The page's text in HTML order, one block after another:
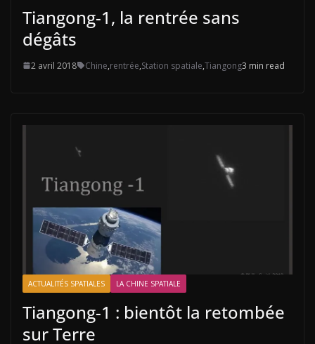
Tiangong-1, la rentrée sans
dégâts
2 avril 2018 Chine,rentrée,Station spatiale,Tiangong3 min read
ACTUALITÉS SPATIALES LA CHINE SPATIALE
Tiangong-1 : bientôt la retombée
sur Terre